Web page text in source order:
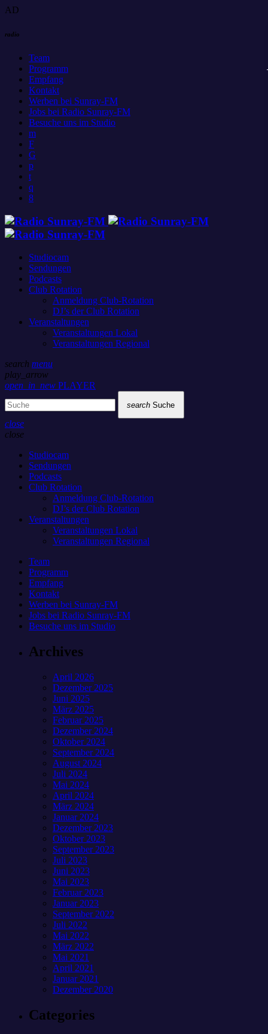
AD
radio
Team
Programm
Empfang
Kontakt
Werben bei Sunray-FM
Jobs bei Radio Sunray-FM
Besuche uns im Studio
Studiocam
Sendungen
Podcasts
Club Rotation
Anmeldung Club-Rotation
DJ’s der Club Rotation
Veranstaltungen
Veranstaltungen Lokal
Veranstaltungen Regional
search menu
play_arrow
open_in_new PLAYER
search Suche
close
close
Studiocam
Sendungen
Podcasts
Club Rotation
Anmeldung Club-Rotation
DJ’s der Club Rotation
Veranstaltungen
Veranstaltungen Lokal
Veranstaltungen Regional
Team
Programm
Empfang
Kontakt
Werben bei Sunray-FM
Jobs bei Radio Sunray-FM
Besuche uns im Studio
Archives
April 2026
Dezember 2025
Juni 2025
März 2025
Februar 2025
Dezember 2024
Oktober 2024
September 2024
August 2024
Juli 2024
Mai 2024
April 2024
März 2024
Januar 2024
Dezember 2023
Oktober 2023
September 2023
Juli 2023
Juni 2023
Mai 2023
Februar 2023
Januar 2023
September 2022
Juli 2022
Mai 2022
März 2022
Mai 2021
April 2021
Januar 2021
Dezember 2020
Categories